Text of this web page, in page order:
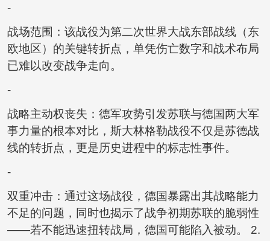
-
战场范围：该战役为第二次世界大战东部战线（东
欧地区）的关键转折点，单凭伤亡数字和战术布局
已难以改变战争走向。
-
战略主动权丧失：德军攻势引发苏联与德国两大军
事力量的根本对比，斯大林格勒战役不仅是苏德战
线的转折点，更是历史进程中的标志性事件。
-
双重冲击：通过这场战役，德国暴露出其战略能力
不足的问题，同时也揭示了战争初期苏联的脆弱性
——若不能迅速扭转战局，德国可能陷入被动。 2.